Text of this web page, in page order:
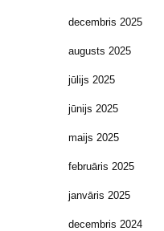
decembris 2025
augusts 2025
jūlijs 2025
jūnijs 2025
maijs 2025
februāris 2025
janvāris 2025
decembris 2024